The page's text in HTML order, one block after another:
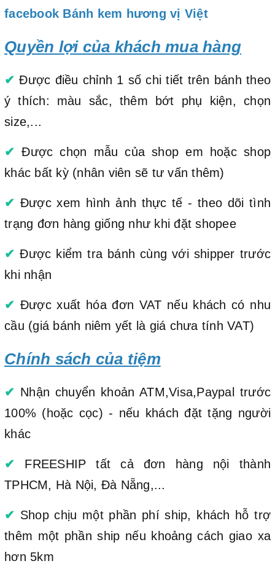
facebook Bánh kem hương vị Việt
Quyền lợi của khách mua hàng
✔ Được điều chỉnh 1 số chi tiết trên bánh theo
ý thích: màu sắc, thêm bớt phụ kiện, chọn
size,...
✔ Được chọn mẫu của shop em hoặc shop
khác bất kỳ (nhân viên sẽ tư vấn thêm)
✔ Được xem hình ảnh thực tế - theo dõi tình
trạng đơn hàng giống như khi đặt shopee
✔ Được kiểm tra bánh cùng với shipper trước
khi nhận
✔ Được xuất hóa đơn VAT nếu khách có nhu
cầu (giá bánh niêm yết là giá chưa tính VAT)
Chính sách của tiệm
✔ Nhận chuyển khoản ATM,Visa,Paypal trước
100% (hoặc cọc) - nếu khách đặt tặng người
khác
✔ FREESHIP tất cả đơn hàng nội thành
TPHCM, Hà Nội, Đà Nẵng,...
✔ Shop chịu một phần phí ship, khách hỗ trợ
thêm một phần ship nếu khoảng cách giao xa
hơn 5km